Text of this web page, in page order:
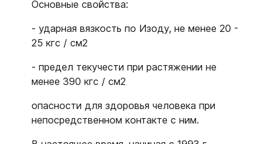
Основные свойства:
- ударная вязкость по Изоду, не менее 20 -
25 кгс / см2
- предел текучести при растяжении не
менее 390 кгс / см2
опасности для здоровья человека при
непосредственном контакте с ним.